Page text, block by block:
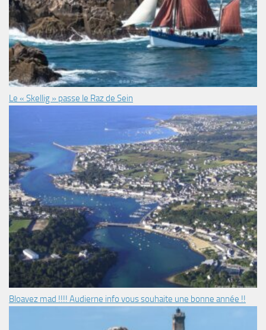
Le « Skellig » passe le Raz de Sein
Bloavez mad !!!! Audierne info vous souhaite une bonne année !!